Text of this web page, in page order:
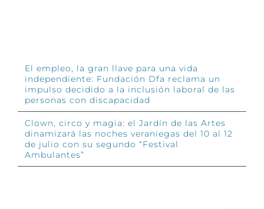
El empleo, la gran llave para una vida
independiente: Fundación Dfa reclama un
impulso decidido a la inclusión laboral de las
personas con discapacidad
Clown, circo y magia: el Jardín de las Artes
dinamizará las noches veraniegas del 10 al 12
de julio con su segundo “Festival
Ambulantes”